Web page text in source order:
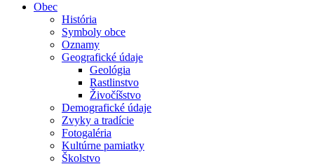
Obec
História
Symboly obce
Oznamy
Geografické údaje
Geológia
Rastlinstvo
Živočíšstvo
Demografické údaje
Zvyky a tradície
Fotogaléria
Kultúrne pamiatky
Školstvo